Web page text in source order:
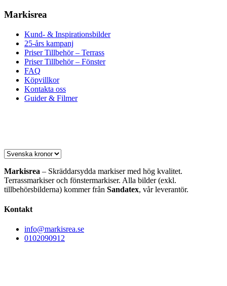
Markisrea
Kund- & Inspirationsbilder
25-års kampanj
Priser Tillbehör – Terrass
Priser Tillbehör – Fönster
FAQ
Köpvillkor
Kontakta oss
Guider & Filmer
Markisrea – Skräddarsydda markiser med hög kvalitet.
Terrassmarkiser och fönstermarkiser. Alla bilder (exkl.
tillbehörsbilderna) kommer från Sandatex, vår leverantör.
Kontakt
info@markisrea.se
0102090912